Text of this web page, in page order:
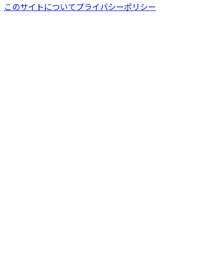
このサイトについてプライバシーポリシー